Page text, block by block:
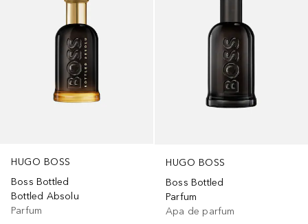
HUGO BOSS
Boss Bottled
Bottled Absolu
Parfum
HUGO BOSS
Boss Bottled
Parfum
Apa de parfum